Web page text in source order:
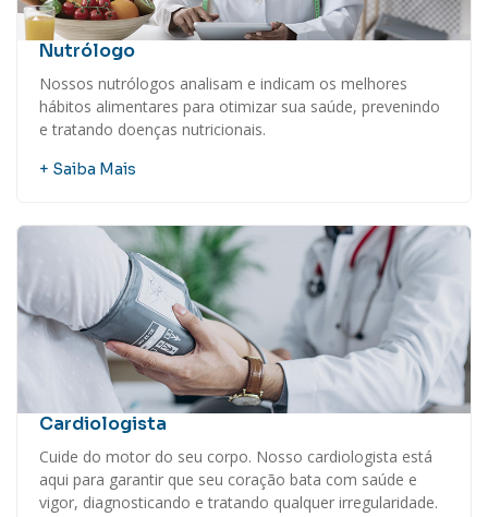
Nutrólogo
Nossos nutrólogos analisam e indicam os melhores
hábitos alimentares para otimizar sua saúde, prevenindo
e tratando doenças nutricionais.
+ Saiba Mais
Cardiologista
Cuide do motor do seu corpo. Nosso cardiologista está
aqui para garantir que seu coração bata com saúde e
vigor, diagnosticando e tratando qualquer irregularidade.